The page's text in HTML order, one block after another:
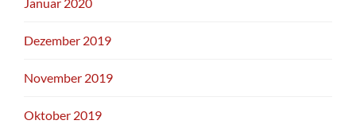
Dezember 2019
November 2019
Oktober 2019